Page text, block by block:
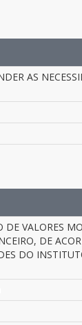
AS
DE VALORES
DE
DO